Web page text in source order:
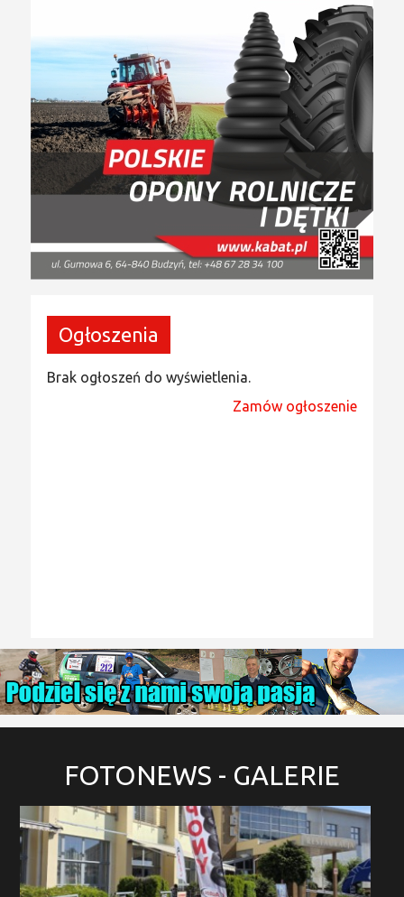
Ogłoszenia
Brak ogłoszeń do wyświetlenia.
Zamów ogłoszenie
FOTONEWS - GALERIE